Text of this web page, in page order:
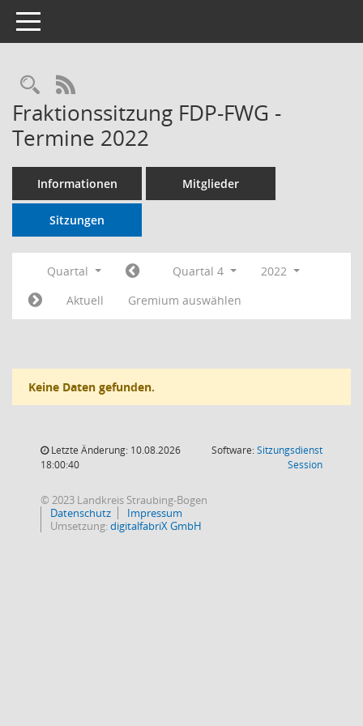
Toggle navigation
RSS-Feed
Fraktionssitzung FDP-FWG -
Termine 2022
Informationen Mitglieder
Sitzungen
Quartal Quartal 4
2022
Aktuell
Gremium auswählen
Keine Daten gefunden.
Letzte Änderung: 10.08.2026
18:00:40
Software:Sitzungsdienst
Session(Wird in
© 2023 Landkreis Straubing-Bogen
Datenschutz
Impressum
Umsetzung:digitalfabriX GmbH